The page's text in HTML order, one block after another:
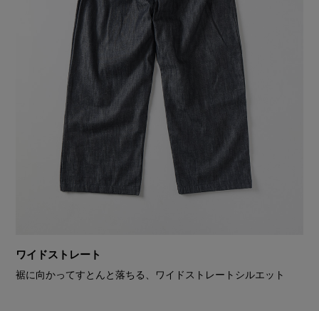
ワイドストレート
裾に向かってすとんと落ちる、ワイドストレートシルエット